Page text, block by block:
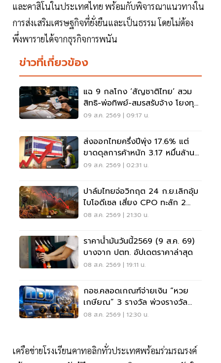
และคาสิโนในประเทศไทย พร้อมกับพิจารณาแนวทางใน
การส่งเสริมเศรษฐกิจที่ยั่งยืนและเป็นธรรม โดยไม่ต้อง
พึ่งพารายได้จากธุรกิจการพนัน
ข่าวที่เกี่ยวข้อง
แฉ 9 กลโกง ‘สัญชาติไทย’ สวม
สิทธิ-พ่อทิพย์-สมรสรับจ้าง โยงทุน
สีเทา
09 ส.ค. 2569 | 09:17 น.
ส่งออกไทยครึ่งปีพุ่ง 17.6% แต่
ขาดดุลการค้าหนัก 3.17 หมื่นล้าน
ดอลลาร์
09 ส.ค. 2569 | 02:31 น.
ปาล์มไทยจ่อวิกฤต 24 ก.ย.เลิกอุ้ม
ไบโอดีเซล เสี่ยง CPO ทะลัก 2
ล้านตัน
08 ส.ค. 2569 | 21:30 น.
ราคาน้ำมันวันนี้2569 (9 ส.ค. 69)
บางจาก ปตท. อัปเดตราคาล่าสุด
08 ส.ค. 2569 | 19:11 น.
กอช.คลอดเกณฑ์จ่ายเงิน “หวย
เกษียณ” 3 รางวัล พ่วงรางวัล
พิเศษ
08 ส.ค. 2569 | 12:30 น.
เครือข่ายโรงเรียนคาทอลิกทั่วประเทศพร้อมร่วมรณรงค์